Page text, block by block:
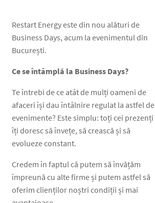
Restart Energy este din nou alături de
Business Days, acum la evenimentul din
București.
Ce se întâmplă la Business Days?
Te întrebi de ce atât de mulți oameni de
afaceri își dau întâlnire regulat la astfel de
evenimente? Este simplu: toți cei prezenți
îți doresc să învețe, să crească și să
evolueze constant.
Credem în faptul că putem să învățăm
împreună cu alte firme și putem astfel să
oferim clienților noștri condiții și mai